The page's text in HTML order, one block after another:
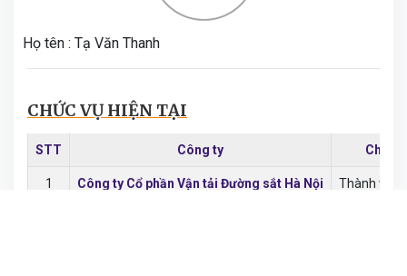
Họ tên : Tạ Văn Thanh
CHỨC VỤ HIỆN TẠI
STT Công ty Chức
1 Công ty Cổ phần Vận tải Đường sắt Hà Nội Thành viên